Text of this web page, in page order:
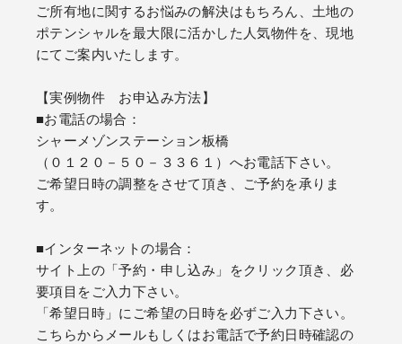
ご所有地に関するお悩みの解決はもちろん、土地の
ポテンシャルを最大限に活かした人気物件を、現地
にてご案内いたします。
【実例物件 お申込み方法】
■お電話の場合：
シャーメゾンステーション板橋
（０１２０－５０－３３６１）へお電話下さい。
ご希望日時の調整をさせて頂き、ご予約を承りま
す。
■インターネットの場合：
サイト上の「予約・申し込み」をクリック頂き、必
要項目をご入力下さい。
「希望日時」にご希望の日時を必ずご入力下さい。
こちらからメールもしくはお電話で予約日時確認の